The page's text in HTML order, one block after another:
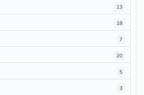
13
18
7
20
5
3